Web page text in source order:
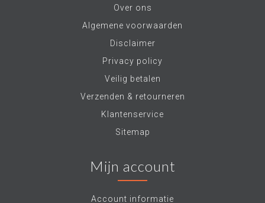
Over ons
Algemene voorwaarden
Disclaimer
Privacy policy
Veilig betalen
Verzenden & retourneren
Klantenservice
Sitemap
Mijn account
Account informatie